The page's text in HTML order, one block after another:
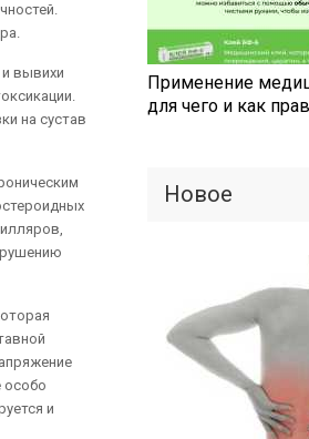
вывихи
на сустав
особо
и
Применение
для чего и как
Новое